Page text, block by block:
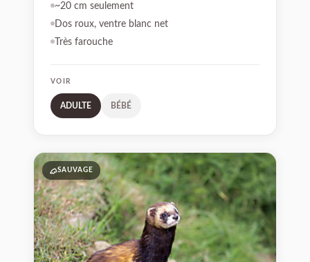
~20 cm seulement
Dos roux, ventre blanc net
Très farouche
VOIR
ADULTE BÉBÉ
04
SAUVAGE